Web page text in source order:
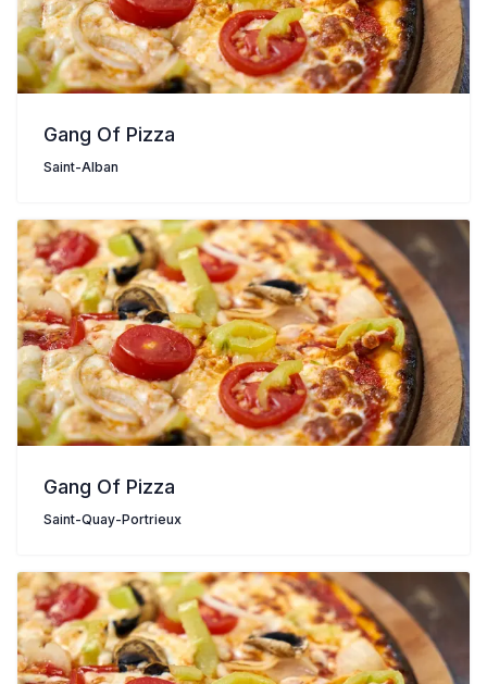
Gang Of Pizza
Saint-Alban
Gang Of Pizza
Saint-Quay-Portrieux